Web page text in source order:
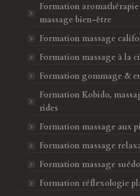
Formation
massage bien-être
Formation massage
Formation massage à la
Formation gommage &
Formation Kobido,
rides
Formation massage aux
Formation massage
Formation massage
Formation réflexologie